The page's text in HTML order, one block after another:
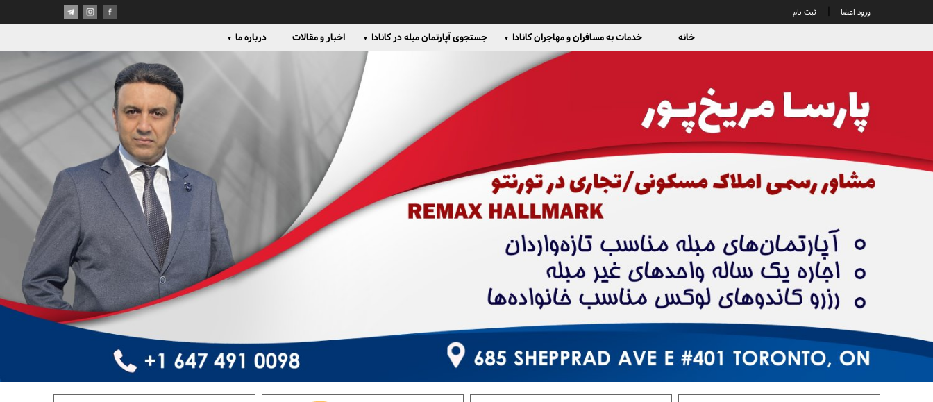
ورود اعضا ثبت نام
خانه خدمات به مسافران و مهاجران کانادا ▼ جستجوی آپارتمان مبله در کانادا ▼ اخبار و مقالات درباره ما ▼